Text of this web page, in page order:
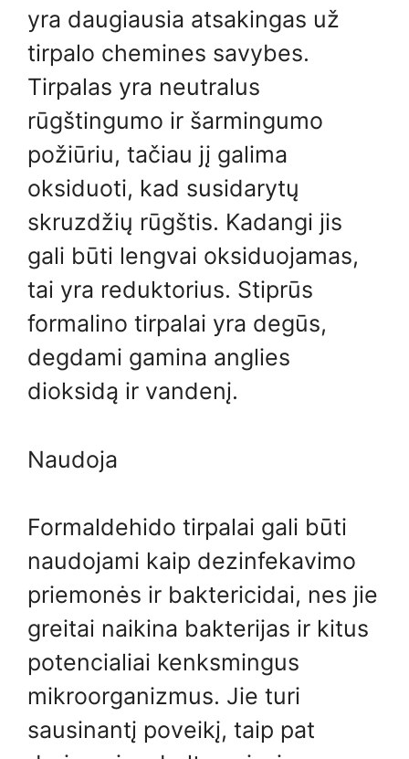
yra daugiausia atsakingas už
tirpalo chemines savybes.
Tirpalas yra neutralus
rūgštingumo ir šarmingumo
požiūriu, tačiau jį galima
oksiduoti, kad susidarytų
skruzdžių rūgštis. Kadangi jis
gali būti lengvai oksiduojamas,
tai yra reduktorius. Stiprūs
formalino tirpalai yra degūs,
degdami gamina anglies
dioksidą ir vandenį.
Naudoja
Formaldehido tirpalai gali būti
naudojami kaip dezinfekavimo
priemonės ir baktericidai, nes jie
greitai naikina bakterijas ir kitus
potencialiai kenksmingus
mikroorganizmus. Jie turi
sausinantį poveikį, taip pat